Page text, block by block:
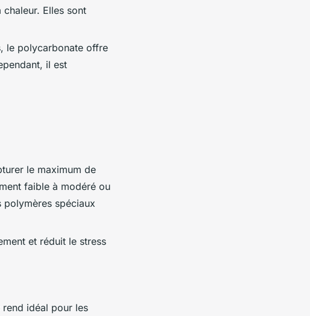
Elles sont
le polycarbonate offre
il est
le maximum de
faible à modéré ou
spéciaux
et réduit le stress
idéal pour les